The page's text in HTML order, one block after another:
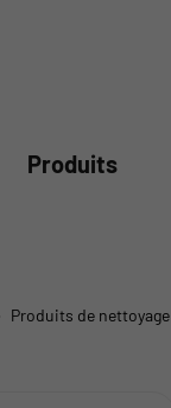
Produits
Produits de nettoyage